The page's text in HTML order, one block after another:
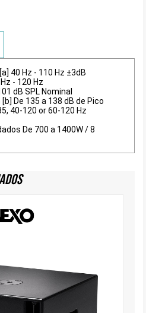
40 Hz - 110 Hz ±3dB
- 120 Hz
dB SPL Nominal
De 135 a 138 dB de Pico
40-120 or 60-120 Hz
De 700 a 1400W / 8